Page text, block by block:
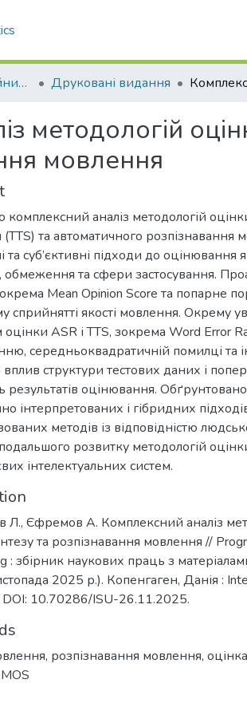
Кафедра інформаційних систем та технологій Друковані видання
методологій
мовлення
комплексний аналіз методологій
та автоматичного розпізнавання
та суб’єктивні підходи до оцінювання
обмеження та сфери застосування.
Mean Opinion Score та попарне
сприйнятті якості мовлення. Окрему
ASR і TTS, зокрема Word Error
середньоквадратичній помилці та
структури тестових даних і
результатів оцінювання.
інтерпретованих і гібридних
методів із відповідністю
розвитку методологій
інтелектуальних систем.
Л., Єфремов А. Комплексний аналіз
та розпізнавання мовлення //
: збірник наукових праць з
2025 р.). Копенгаген, Данія :
10.70286/ISU-26.11.2025.
, розпізнавання мовлення,
MOS